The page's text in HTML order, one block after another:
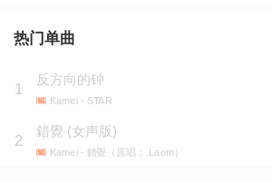
热门单曲
1
反方向的钟
Kamei - STAR
2
錯覺 (女声版)
Kamei - 錯覺（原唱：.Laom）